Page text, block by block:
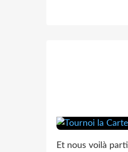
Et nous voilà